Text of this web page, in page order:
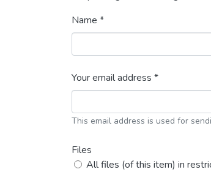
Name *
Your email address *
This email address is used for
Files
All files (of this item) in